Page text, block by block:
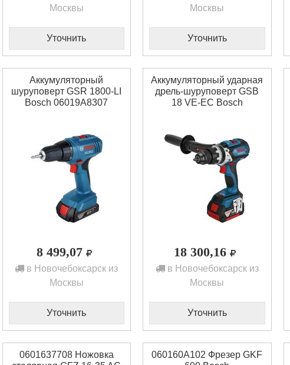
Москвы
Уточнить
Москвы
Уточнить
Аккумуляторный
шуруповерт GSR 1800-LI
Bosch 06019A8307
8 499,07
в Новочебоксарск из
Москвы
Уточнить
Аккумуляторный ударная
дрель-шуруповерт GSB
18 VE-EC Bosch
18 300,16
в Новочебоксарск из
Москвы
Уточнить
0601637708 Ножовка
060160A102 Фрезер GKF